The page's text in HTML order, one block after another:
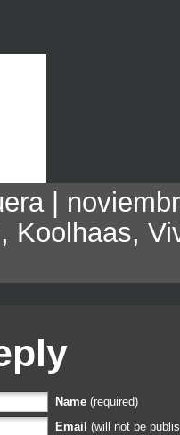
|
, Koolhaas,
Name (required)
Email (will not be